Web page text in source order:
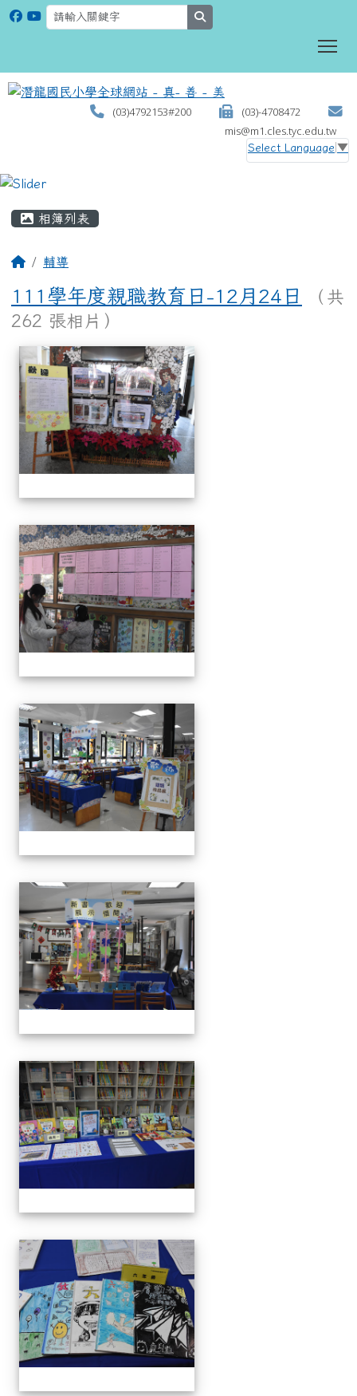
(03)4792153#200
(03)-4708472
mis@m1.cles.tyc.edu.tw
Select Language ▼
相簿列表
輔導
111學年度親職教育日-12月24日
（共
262 張相片）
相簿列表 111學年度親職教育日-12月
111學年度親職教育日-12月
111學年度親職教育日-12月
111學年度親職教育日-12月